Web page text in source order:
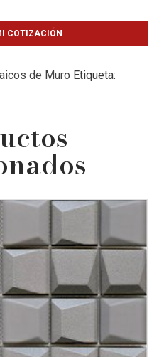
COTIZACIÓN
de Muro Etiqueta: